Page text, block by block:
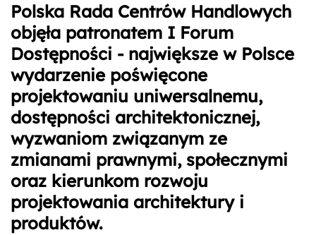
Polska Rada Centrów Handlowych
objęła patronatem I Forum
Dostępności - największe w Polsce
wydarzenie poświęcone
projektowaniu uniwersalnemu,
dostępności architektonicznej,
wyzwaniom związanym ze
zmianami prawnymi, społecznymi
oraz kierunkom rozwoju
projektowania architektury i
produktów.